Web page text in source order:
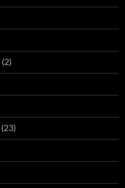
(2)
(23)